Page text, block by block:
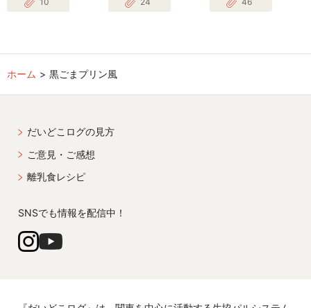
ホーム 黒ごまプリン風
だいどこログの見方
ご意見・ご感想
離乳食レシピ
SNSでも情報を配信中！